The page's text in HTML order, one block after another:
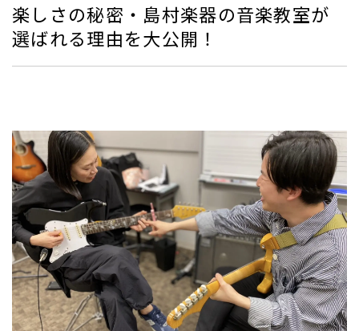
楽しさの秘密・島村楽器の音楽教室が
選ばれる理由を大公開！